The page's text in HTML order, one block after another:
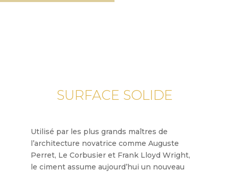
SURFACE SOLIDE
Utilisé par les plus grands maîtres de
l’architecture novatrice comme Auguste
Perret, Le Corbusier et Frank Lloyd Wright,
le ciment assume aujourd’hui un nouveau